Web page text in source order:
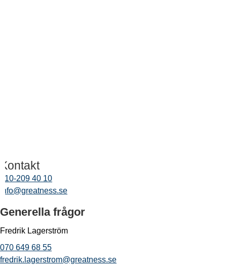
Kontakt
010-209 40 10
info@greatness.se
Generella frågor
Fredrik Lagerström
070 649 68 55
fredrik.lagerstrom@greatness.se